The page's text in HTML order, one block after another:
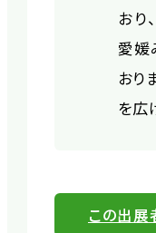
おり
愛媛
おり
を広
この出展